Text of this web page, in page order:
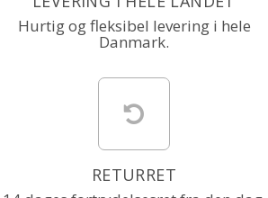
Hurtig og fleksibel levering i hele
Danmark.
RETURRET